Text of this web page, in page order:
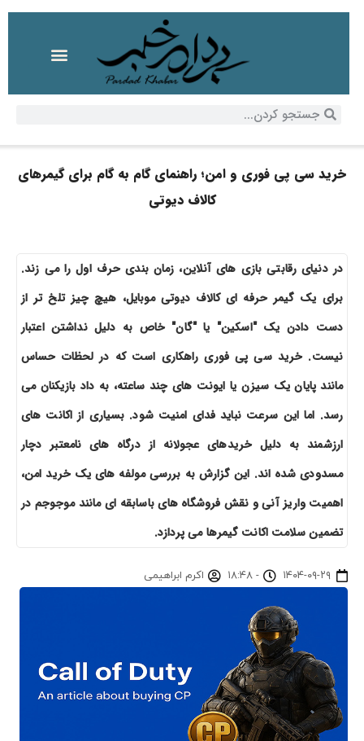
خرید سی پی فوری و امن؛ راهنمای گام به گام برای گیمرهای
کالاف دیوتی
در دنیای رقابتی بازی های آنلاین، زمان بندی حرف اول را می زند.
برای یک گیمر حرفه ای کالاف دیوتی موبایل، هیچ چیز تلخ تر از
دست دادن یک "اسکین" یا "گان" خاص به دلیل نداشتن اعتبار
نیست. خرید سی پی فوری راهکاری است که در لحظات حساس
مانند پایان یک سیزن یا ایونت های چند ساعته، به داد بازیکنان می
رسد. اما این سرعت نباید فدای امنیت شود. بسیاری از اکانت های
ارزشمند به دلیل خریدهای عجولانه از درگاه های نامعتبر دچار
مسدودی شده اند. این گزارش به بررسی مولفه های یک خرید امن،
اهمیت واریز آنی و نقش فروشگاه های باسابقه ای مانند موجوجم در
تضمین سلامت اکانت گیمرها می پردازد.
۱۴۰۴-۰۹-۲۹ - ۱۸:۴۸ اکرم ابراهیمی